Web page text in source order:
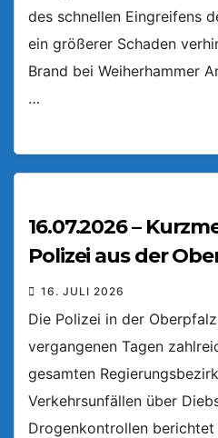
des schnellen Eingreifens
ein größerer Schaden
Brand bei Weiherhammer
…
16.07.2026 –
Polizei aus der
16. JULI 2026
Die Polizei in der
vergangenen Tagen
gesamten
Verkehrsunfällen über
Drogenkontrollen